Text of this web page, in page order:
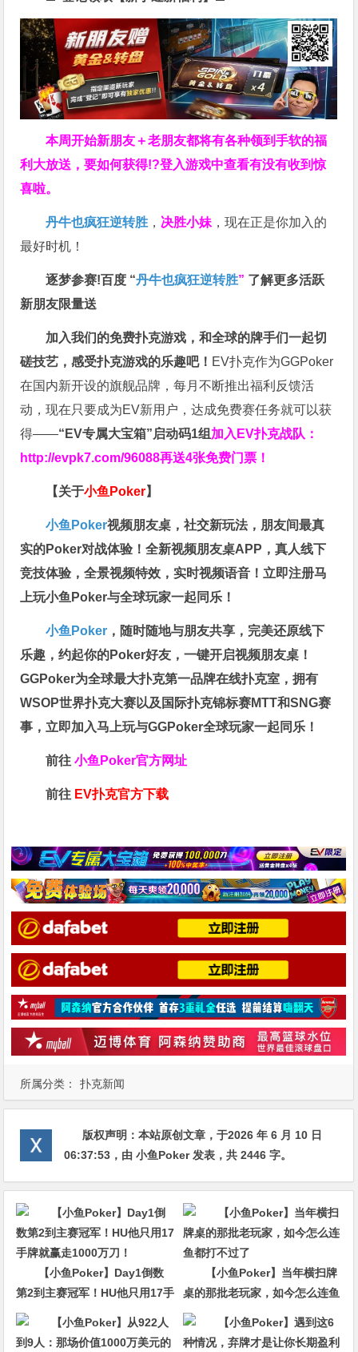
所属分类： 扑克新闻
本周开始新朋友＋老朋友都将有各种领到手软的福
利大放送，要如何获得!?登入游戏中查看有没有收到惊
喜啦。
丹牛也疯狂逆转胜 ， 决胜小妹 ，现在正是你加入的
最好时机！
逐梦参赛!百度 “丹牛也疯狂逆转胜” 了解更多活跃
新朋友限量送
加入我们的免费扑克游戏，和全球的牌手们一起切
磋技艺，感受扑克游戏的乐趣吧！ EV扑克作为GGPoker
在国内新开设的旗舰品牌，每月不断推出福利反馈活
动，现在只要成为EV新用户，达成免费赛任务就可以获
得——“EV专属大宝箱”启动码1组 加入EV扑克战队：
http://evpk7.com/96088再送4张免费门票！
【关于小鱼Poker】
小鱼Poker视频朋友桌，社交新玩法，朋友间最真
实的Poker对战体验！全新视频朋友桌APP，真人线下
竞技体验，全景视频特效，实时视频语音！立即注册马
上玩小鱼Poker与全球玩家一起同乐！
小鱼Poker ，随时随地与朋友共享，完美还原线下
乐趣，约起你的Poker好友，一键开启视频朋友桌！
GGPoker为全球最大扑克第一品牌在线扑克室，拥有
WSOP世界扑克大赛以及国际扑克锦标赛MTT和SNG赛
事，立即加入马上玩与GGPoker全球玩家一起同乐！
前往小鱼Poker官方网址
前往 EV扑克官方下载
版权声明：本站原创文章，于2026 年 6 月 10 日
06:37:53 ，由小鱼Poker发表，共 2446 字。
【小鱼Poker】Day1倒数
第2到主赛冠军！HU他只用17手
牌就赢走1000万刀！
【小鱼Poker】当年横扫牌
桌的那批老玩家，如今怎么连鱼
都打不过了